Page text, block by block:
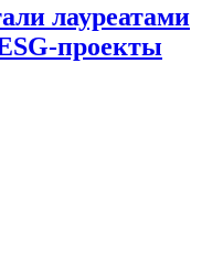
лауреатами
проекты